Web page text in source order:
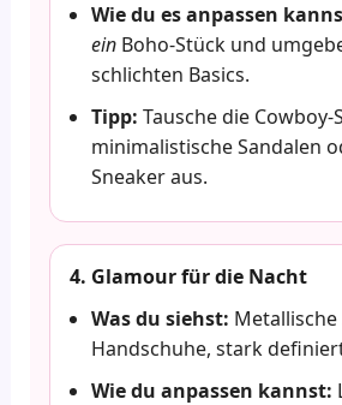
Wie du es anpassen
ein Boho-Stück und
schlichten Basics.
Tipp: Tausche die
minimalistische Sandalen
Sneaker aus.
4. Glamour für die Nacht
Was du siehst:
Handschuhe, stark
Wie du anpassen kannst: